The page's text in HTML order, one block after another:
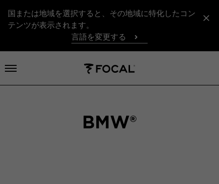
国または地域を選択すると、その地域に特化したコン
テンツが表示されます。
言語を変更する
メニューを開く
BMW®